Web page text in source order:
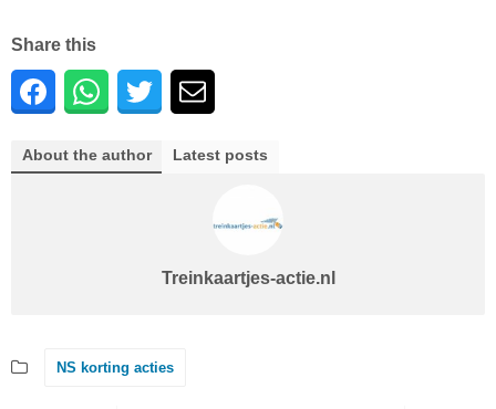
Share this
About the author Latest posts
Treinkaartjes-actie.nl
NS korting acties